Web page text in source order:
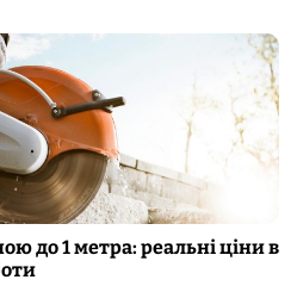
до 1 метра: реальні ціни в